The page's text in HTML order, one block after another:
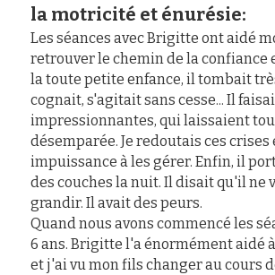
la motricité et énurésie:
Les séances avec Brigitte ont aidé
retrouver le chemin de la confiance
la toute petite enfance, il tombait
cognait, s'agitait sans cesse... Il
impressionnantes, qui laissaient
désemparée. Je redoutais ces crises
impuissance à les gérer. Enfin, il
des couches la nuit. Il disait qu'il ne
grandir. Il avait des peurs.
Quand nous avons commencé les
6 ans. Brigitte l'a énormément aidé
et j'ai vu mon fils changer au cours